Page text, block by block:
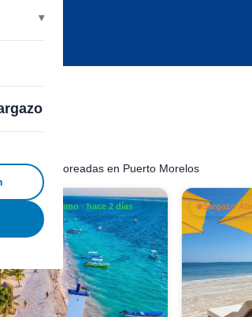
monitoreadas en Puerto Morelos
Sargazo Mínimo · hace 2 días Sargazo